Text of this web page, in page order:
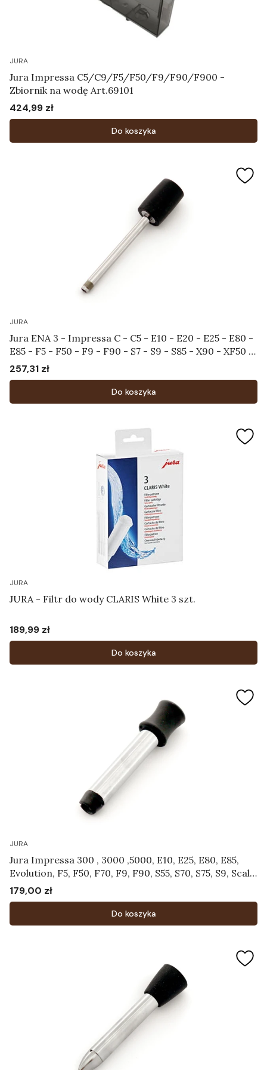
JURA
Jura Impressa C5/C9/F5/F50/F9/F90/F900 -
Zbiornik na wodę Art.69101
Cena
424,99 zł
Do koszyka
JURA
Jura ENA 3 - Impressa C - C5 - E10 - E20 - E25 - E80 -
E85 - F5 - F50 - F9 - F90 - S7 - S9 - S85 - X90 - XF50 -
XF70 - XS90 - XS95 - Rurka do systemu spieniającego
Art.65641
Cena
257,31 zł
Do koszyka
JURA
JURA - Filtr do wody CLARIS White 3 szt.
Cena
189,99 zł
Do koszyka
JURA
Jura Impressa 300 , 3000 ,5000, E10, E25, E80, E85,
Evolution, F5, F50, F70, F9, F90, S55, S70, S75, S9, Scala,
Cena
179,00 zł
Do koszyka